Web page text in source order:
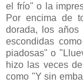
el frío" o la
Por encima de
dorada, los años
escondidas
piadosas" o
hizo las veces de
como "Y sin